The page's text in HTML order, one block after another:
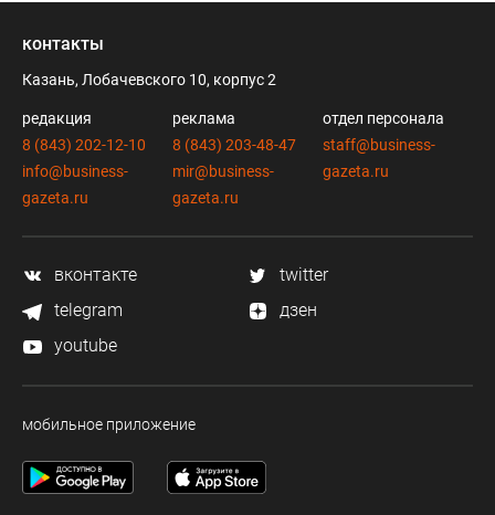
контакты
Казань, Лобачевского 10, корпус 2
редакция
8 (843) 202-12-10
info@business-
gazeta.ru
реклама
8 (843) 203-48-47
mir@business-
gazeta.ru
отдел персонала
staff@business-
gazeta.ru
вконтакте
twitter
telegram
дзен
youtube
мобильное приложение